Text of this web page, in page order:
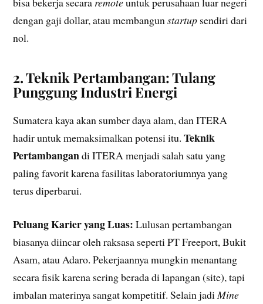
dengan gaji dollar, atau membangunstartup sendiri dari
nol.
2. Teknik Pertambangan: Tulang
Punggung Industri Energi
Sumatera kaya akan sumber daya alam, dan ITERA
hadir untuk memaksimalkan potensi itu.Teknik
Pertambangandi ITERA menjadi salah satu yang
paling favorit karena fasilitas laboratoriumnya yang
terus diperbarui.
Peluang Karier yang Luas: Lulusan pertambangan
biasanya diincar oleh raksasa seperti PT Freeport, Bukit
Asam, atau Adaro. Pekerjaannya mungkin menantang
secara fisik karena sering berada di lapangan (site), tapi
imbalan materinya sangat kompetitif. Selain jadiMine